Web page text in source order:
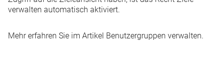
verwalten automatisch aktiviert.
Mehr erfahren Sie im Artikel Benutzergruppen verwalten.